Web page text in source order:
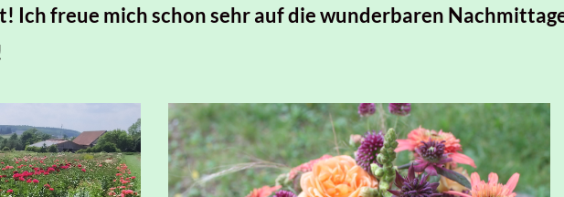
Ich freue mich schon sehr auf die wunderbaren